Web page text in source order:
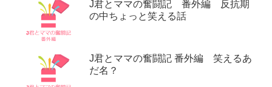
J君とママの奮闘記 番外編 反抗期
の中ちょっと笑える話
J君とママの奮闘記 番外編 笑えるあ
だ名？